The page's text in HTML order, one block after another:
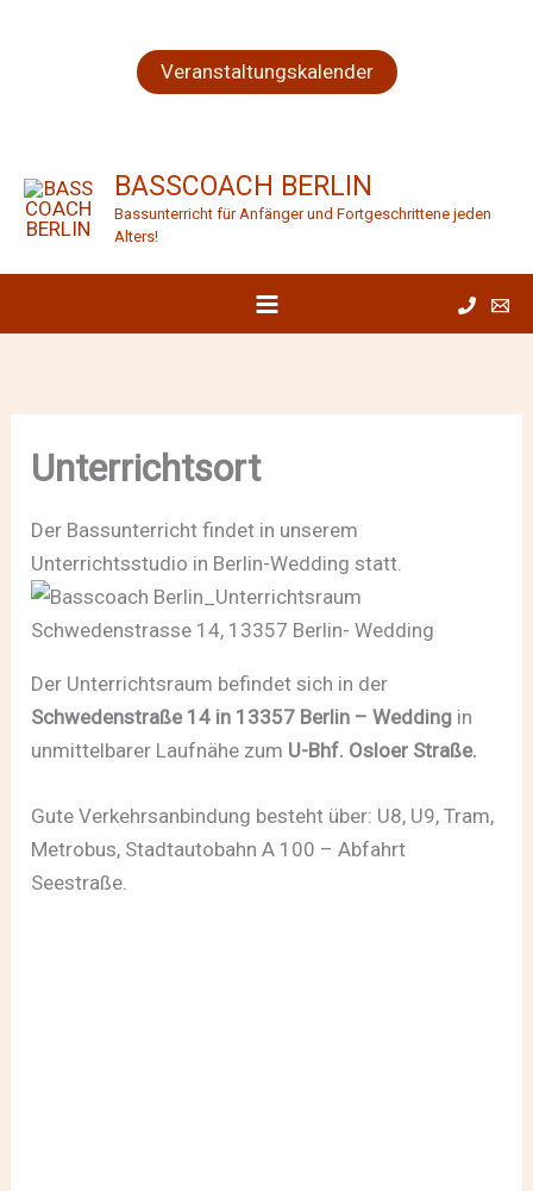
Veranstaltungskalender
BASSCOACH BERLIN
Bassunterricht für Anfänger und Fortgeschrittene jeden
Alters!
Unterrichtsort
Der Bassunterricht findet in unserem
Unterrichtsstudio in Berlin-Wedding statt.
Der Unterrichtsraum befindet sich in der
Schwedenstraße 14 in 13357 Berlin – Wedding in
unmittelbarer Laufnähe zum U-Bhf. Osloer Straße.
Gute Verkehrsanbindung besteht über: U8, U9, Tram,
Metrobus, Stadtautobahn A 100 – Abfahrt
Seestraße.